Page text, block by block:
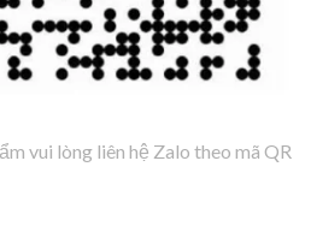
vui lòng liên hệ Zalo theo mã QR